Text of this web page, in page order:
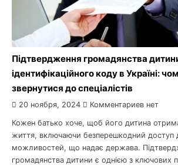
Підтвердження громадянства
ідентифікаційного коду в Україні:
звернутися до спеціалістів
20 ноября, 2024 Комментариев нет
Кожен батько хоче, щоб його дитина
життя, включаючи безперешкодний доступ
можливостей, що надає держава.
громадянства дитини є однією з ключових